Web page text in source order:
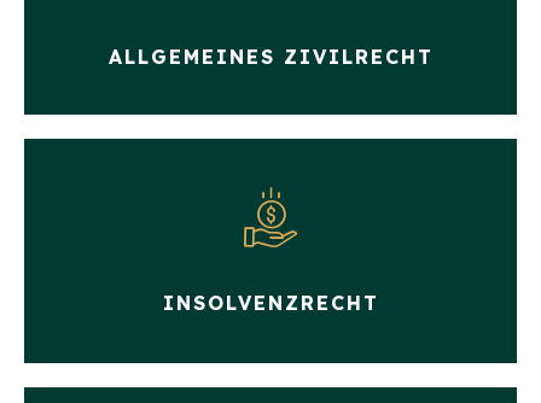
ALLGEMEINES ZIVILRECHT
INSOLVENZRECHT